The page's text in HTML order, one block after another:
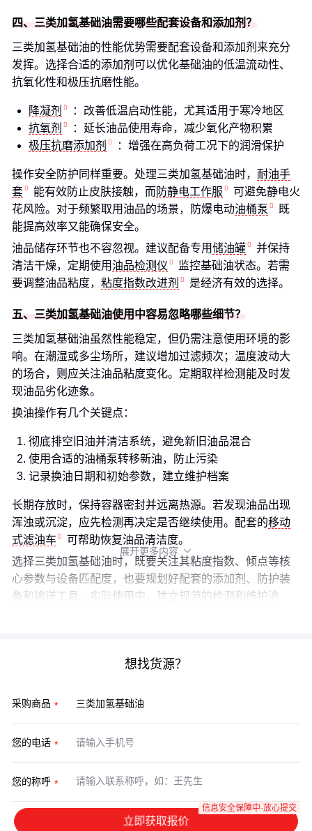
四、三类加氢基础油需要哪些配套设备和添加剂？
三类加氢基础油的性能优势需要配套设备和添加剂来充分
发挥。选择合适的添加剂可以优化基础油的低温流动性、
抗氧化性和极压抗磨性能。
降凝剂
：改善低温启动性能，尤其适用于寒冷地区
抗氧剂
：延长油品使用寿命，减少氧化产物积累
极压抗磨添加剂
：增强在高负荷工况下的润滑保护
操作安全防护同样重要。处理三类加氢基础油时， 耐油手
套
能有效防止皮肤接触，而 防静电工作服
可避免静电火
花风险。对于频繁取用油品的场景，防爆电动油桶泵
既
能提高效率又能确保安全。
油品储存环节也不容忽视。建议配备专用储油罐
并保持
清洁干燥，定期使用 油品检测仪
监控基础油状态。若需
要调整油品粘度， 粘度指数改进剂 是经济有效的选择。
五、三类加氢基础油使用中容易忽略哪些细节？
三类加氢基础油虽然性能稳定，但仍需注意使用环境的影
响。在潮湿或多尘场所，建议增加过滤频次；温度波动大
的场合，则应关注油品粘度变化。定期取样检测能及时发
现油品劣化迹象。
换油操作有几个关键点：
彻底排空旧油并清洁系统，避免新旧油品混合
使用合适的油桶泵转移新油，防止污染
记录换油日期和初始参数，建立维护档案
长期存放时，保持容器密封并远离热源。若发现油品出现
浑浊或沉淀，应先检测再决定是否继续使用。配套的移动
式滤油车
可帮助恢复油品清洁度。
选择三类加氢基础油时，既要关注其粘度指数、倾点等核
心参数与设备匹配度，也要规划好配套的添加剂、防护装
备和输送工具。实际使用中，建立规范的检测和维护流
展开更多内容 
想找货源？
采购商品
您的电话
您的称呼
立即获取报价
信息安全保障中·放心提交